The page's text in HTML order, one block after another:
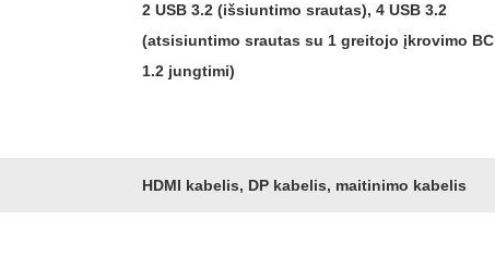
2 USB 3.2 (išsiuntimo srautas), 4 USB 3.2
(atsisiuntimo srautas su 1 greitojo įkrovimo BC
1.2 jungtimi)
HDMI kabelis, DP kabelis, maitinimo kabelis